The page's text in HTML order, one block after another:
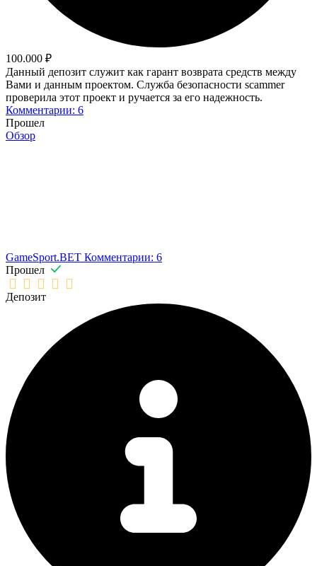
100.000 ₽
Данный депозит служит как гарант возврата средств между
Вами и данным проектом. Служба безопасности scammer
проверила этот проект и ручается за его надежность.
Комментарии: 6
Прошел
Обзор
GameSport.BET Комментарии: 6
Прошел
Депозит